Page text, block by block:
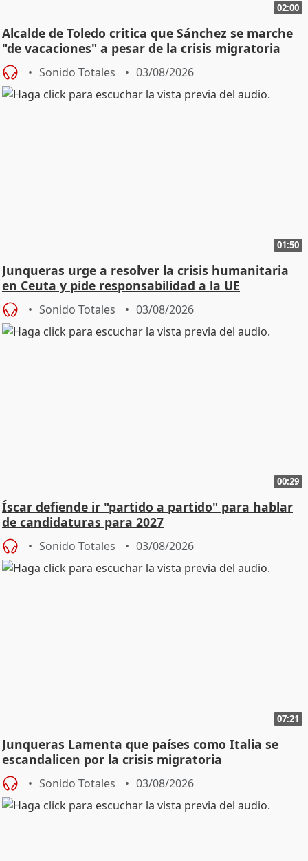
02:00
Alcalde de Toledo critica que Sánchez se marche
"de vacaciones" a pesar de la crisis migratoria
Sonido Totales 03/08/2026
01:50
Junqueras urge a resolver la crisis humanitaria
en Ceuta y pide responsabilidad a la UE
Sonido Totales 03/08/2026
00:29
Íscar defiende ir "partido a partido" para hablar
de candidaturas para 2027
Sonido Totales 03/08/2026
07:21
Junqueras Lamenta que países como Italia se
escandalicen por la crisis migratoria
Sonido Totales 03/08/2026